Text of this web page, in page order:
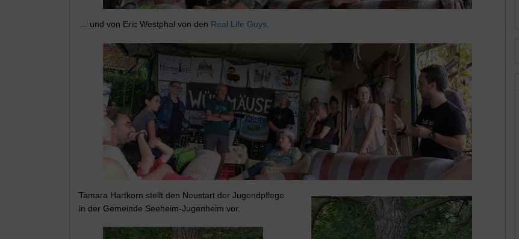
… und von Eric Westphal von den Real Life Guys.
Tamara Hartkorn stellt den Neustart der Jugendpflege
in der Gemeinde Seeheim-Jugenheim vor.